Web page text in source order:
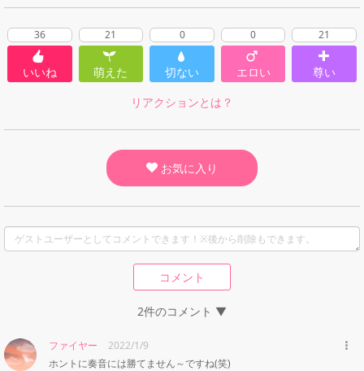
36
いいね
21
萌えた
0
切ない
0
エロい
21
尊い
リアクションとは？
お気に入り
コメント
2件のコメント ▼
ファイヤー
2022/1/9
ホントに奏音には勝てません～ですね(笑)